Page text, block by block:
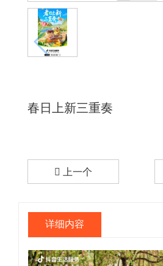
春日上新三重奏
上一个
详细内容